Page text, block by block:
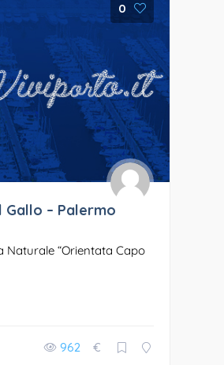
0
Gallo – Palermo
Naturale “Orientata Capo
962 €